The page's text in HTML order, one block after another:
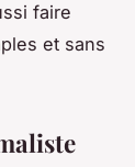
faire
et sans